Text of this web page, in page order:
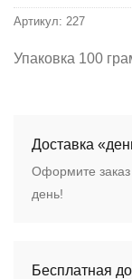
Артикул: 227
Упаковка 100
Доставка
Оформите
день!
Бесплатная